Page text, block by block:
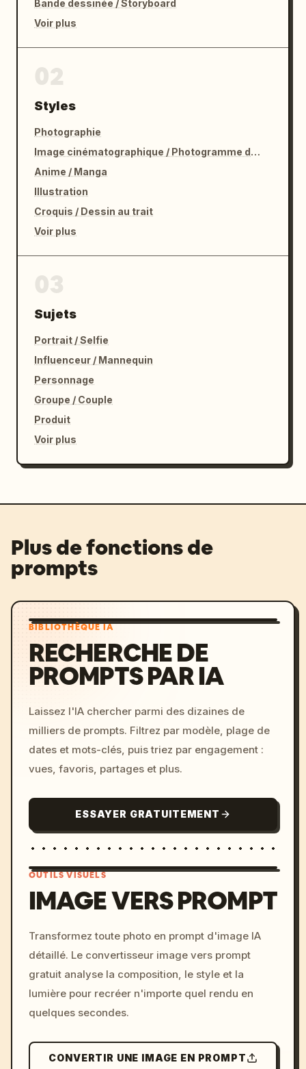
Bande dessinée / Storyboard
Voir plus
Styles
Photographie
Image cinématographique / Photogramme de film
Anime / Manga
Illustration
Croquis / Dessin au trait
Voir plus
Sujets
Portrait / Selfie
Influenceur / Mannequin
Personnage
Groupe / Couple
Produit
Voir plus
Plus de fonctions de
prompts
BIBLIOTHÈQUE IA
RECHERCHE DE
PROMPTS PAR IA
Laissez l'IA chercher parmi des dizaines de
milliers de prompts. Filtrez par modèle, plage de
dates et mots-clés, puis triez par engagement :
vues, favoris, partages et plus.
ESSAYER GRATUITEMENT
c, cyberpunk sunset, neon
colors, 8k --v 6.0
OUTILS VISUELS
IMAGE VERS PROMPT
Transformez toute photo en prompt d'image IA
détaillé. Le convertisseur image vers prompt
gratuit analyse la composition, le style et la
lumière pour recréer n'importe quel rendu en
quelques secondes.
CONVERTIR UNE IMAGE EN PROMPT